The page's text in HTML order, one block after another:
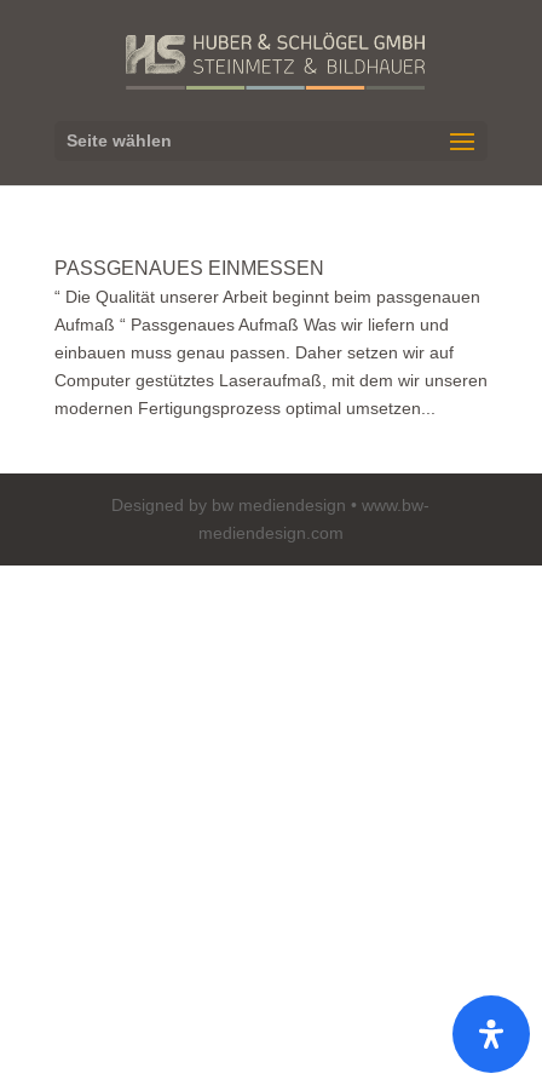
Seite wählen
PASSGENAUES EINMESSEN
“ Die Qualität unserer Arbeit beginnt beim passgenauen
Aufmaß “ Passgenaues Aufmaß Was wir liefern und
einbauen muss genau passen. Daher setzen wir auf
Computer gestütztes Laseraufmaß, mit dem wir unseren
modernen Fertigungsprozess optimal umsetzen...
Designed by bw mediendesign • www.bw-
mediendesign.com